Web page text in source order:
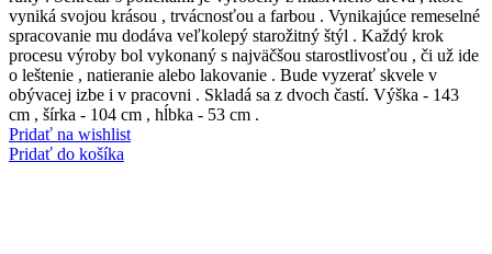
vyniká svojou krásou , trvácnosťou a farbou . Vynikajúce remeselné
spracovanie mu dodáva veľkolepý starožitný štýl . Každý krok
procesu výroby bol vykonaný s najväčšou starostlivosťou , či už ide
o leštenie , natieranie alebo lakovanie . Bude vyzerať skvele v
obývacej izbe i v pracovni . Skladá sa z dvoch častí. Výška - 143
cm , šírka - 104 cm , hĺbka - 53 cm .
Pridať na wishlist
Pridať do košíka